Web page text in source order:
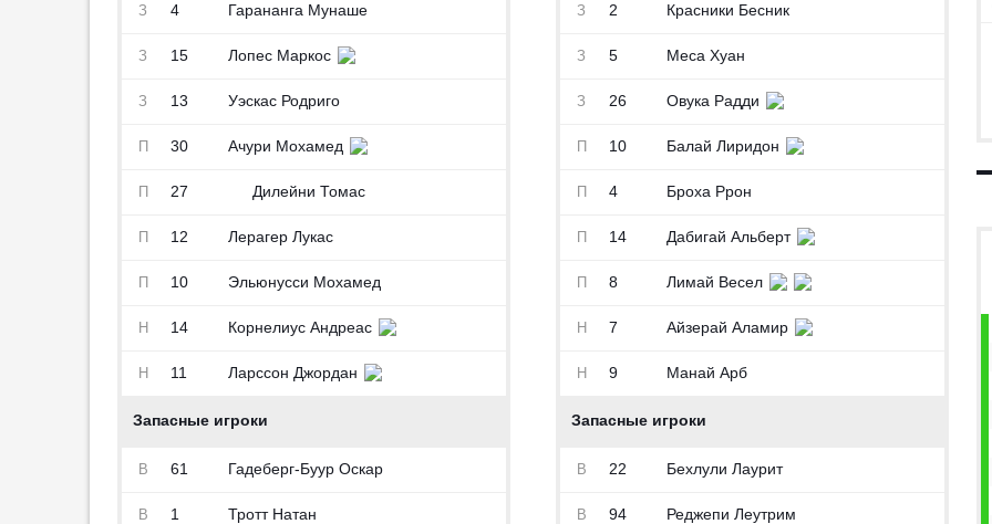
З 4 Гарананга Мунаше
З 15 Лопес Маркос
З 13 Уэскас Родриго
П 30 Ачури Мохамед
П 27 Дилейни Томас
П 12 Лерагер Лукас
П 10 Эльюнусси Мохамед
Н 14 Корнелиус Андреас
Н 11 Ларссон Джордан
Запасные игроки
В 61 Гадеберг-Буур Оскар
В 1 Тротт Натан
З 2 Красники Бесник
З 5 Меса Хуан
З 26 Овука Радди
П 10 Балай Лиридон
П 4 Броха Ррон
П 14 Дабигай Альберт
П 8 Лимай Весел
Н 7 Айзерай Аламир
Н 9 Манай Арб
Запасные игроки
В 22 Бехлули Лаурит
В 94 Реджепи Леутрим